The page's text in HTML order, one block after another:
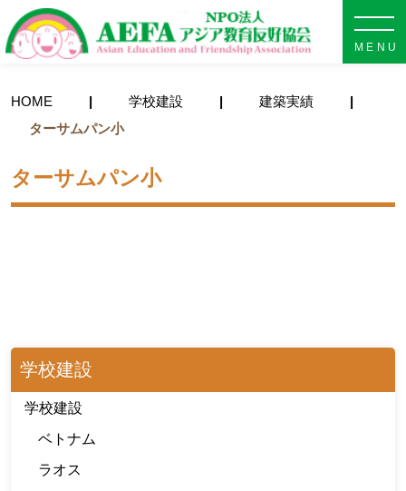
HOME 学校建設
建築実績
ターサムパン小
ターサムパン小
学校建設
学校建設
ベトナム
ラオス